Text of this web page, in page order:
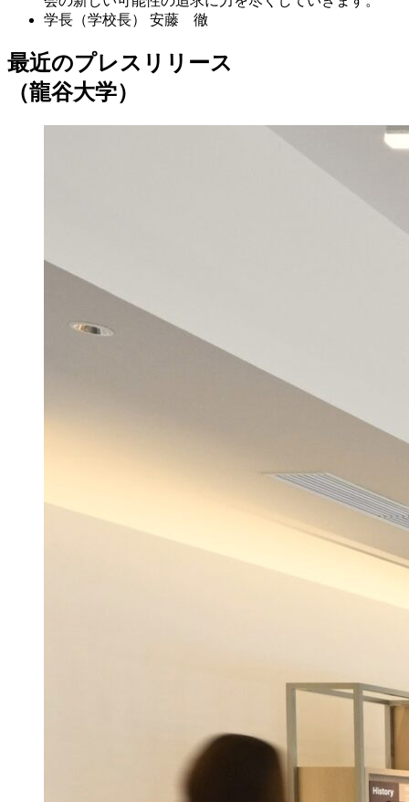
学長（学校長）
安藤 徹
最近のプレスリリース
（龍谷大学）